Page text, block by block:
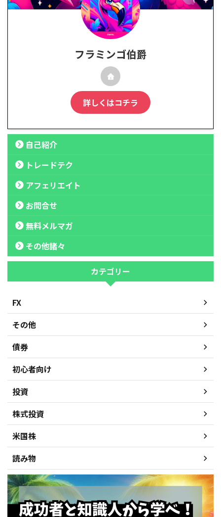
フラミンゴ伯爵
詳しくはコチラ
自己紹介
トレードテク
アフェリエイト
お問合せ
無料メルマガ
その他諸々
カテゴリー
FX
その他
債券
初心者向け
投資
株式投資
米国株
読み物